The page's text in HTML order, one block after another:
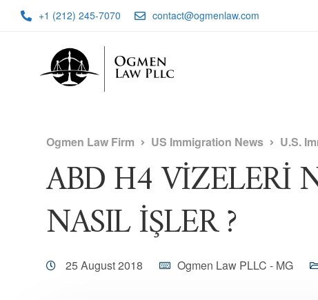
+1 (212) 245-7070 contact@ogmenlaw.com
Ogmen Law Firm US Immigration News U.S.
ABD H4 VİZELERİ
NASIL İŞLER ?
25 August 2018 Ogmen Law PLLC - MG